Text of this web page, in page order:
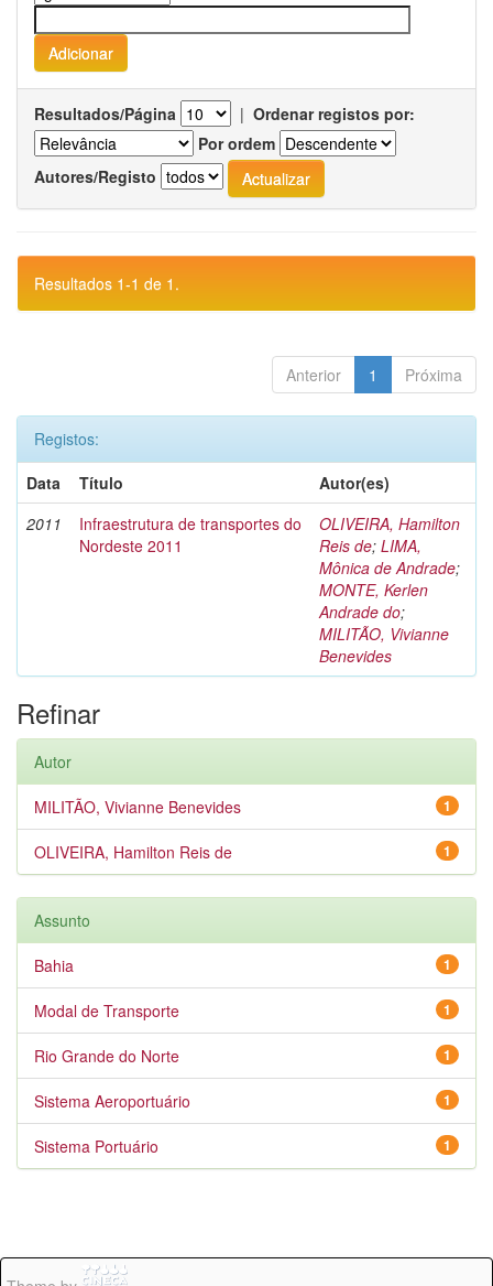
Resultados/Página | Ordenar registos por:
Por ordem
Autores/Registo
Resultados 1-1 de 1.
Anterior 1 Próxima
Registos:
Data
Título
Autor(es)
2011
Infraestrutura de transportes do
Nordeste 2011
OLIVEIRA, Hamilton
Reis de; LIMA,
Mônica de Andrade;
MONTE, Kerlen
Andrade do;
MILITÃO, Vivianne
Benevides
Refinar
Autor
1
MILITÃO, Vivianne Benevides
1
OLIVEIRA, Hamilton Reis de
Assunto
1
Bahia
1
Modal de Transporte
1
Rio Grande do Norte
1
Sistema Aeroportuário
1
Sistema Portuário